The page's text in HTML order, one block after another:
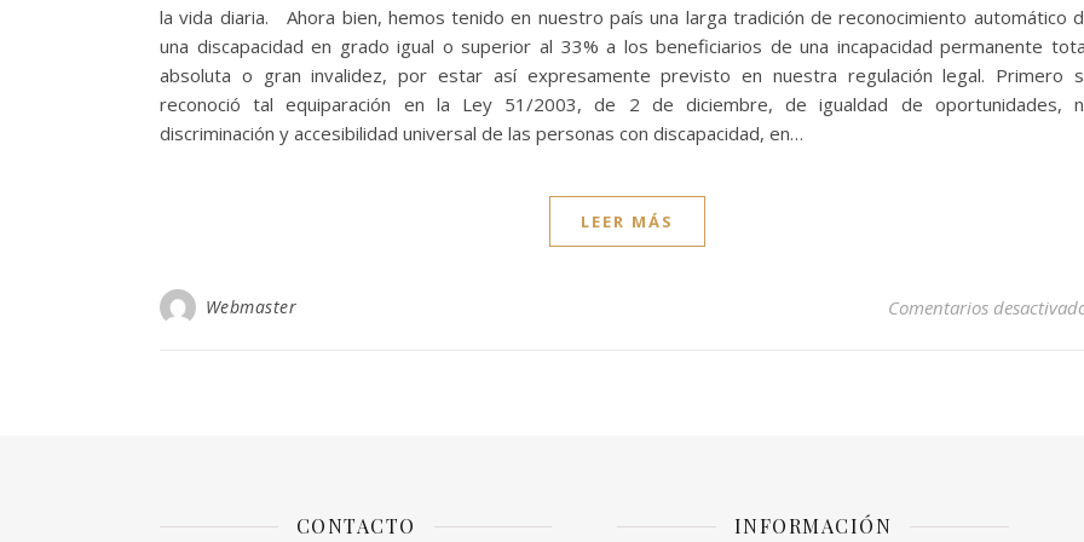
la vida diaria. Ahora bien, hemos tenido en nuestro país una larga tradición de reconocimiento automático
una discapacidad en grado igual o superior al 33% a los beneficiarios de una incapacidad permanente
absoluta o gran invalidez, por estar así expresamente previsto en nuestra regulación legal. Primero
reconoció tal equiparación en la Ley 51/2003, de 2 de diciembre, de igualdad de oportunidades,
discriminación y accesibilidad universal de las personas con discapacidad, en…
LEER MÁS
Webmaster Comentarios
CONTACTO INFORMACIÓN